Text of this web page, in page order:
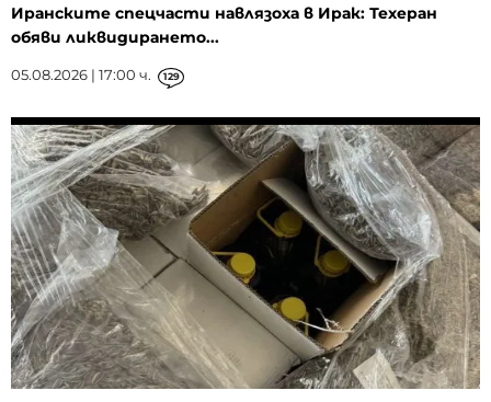
Иранските спецчасти навлязоха в Ирак: Техеран
обяви ликвидирането...
05.08.2026 | 17:00 ч. 129